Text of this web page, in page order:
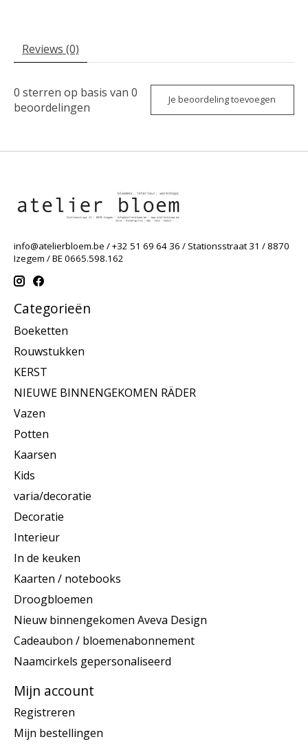
Reviews (0)
0 sterren op basis van 0
beoordelingen
Je beoordeling toevoegen
info@atelierbloem.be / +32 51 69 64 36 / Stationsstraat 31 / 8870
Izegem / BE 0665.598.162
Categorieën
Boeketten
Rouwstukken
KERST
NIEUWE BINNENGEKOMEN RÄDER
Vazen
Potten
Kaarsen
Kids
varia/decoratie
Decoratie
Interieur
In de keuken
Kaarten / notebooks
Droogbloemen
Nieuw binnengekomen Aveva Design
Cadeaubon / bloemenabonnement
Naamcirkels gepersonaliseerd
Mijn account
Registreren
Mijn bestellingen